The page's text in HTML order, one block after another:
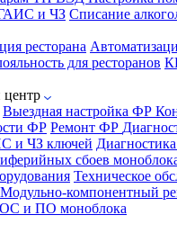
и ЧЗ Списание
ресторана
для ресторанов
Выездная настройка ФР
ФР Ремонт ФР
и ЧЗ ключей
сбоев
Техническое
Модульно-компонентный
ОС и ПО моноблока